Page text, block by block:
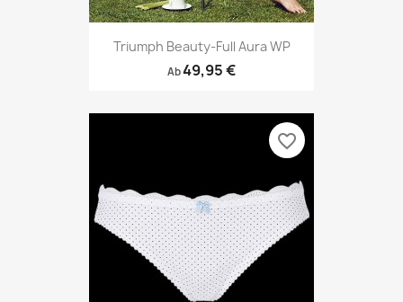
Triumph Beauty-Full Aura WP
Ab49,95 €
favorite_border